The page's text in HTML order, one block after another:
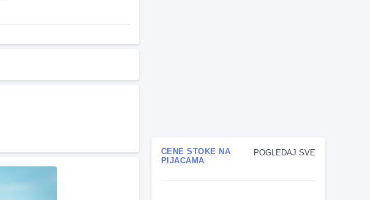
POGLEDAJ SVE
CENE STOKE NA
PIJACAMA